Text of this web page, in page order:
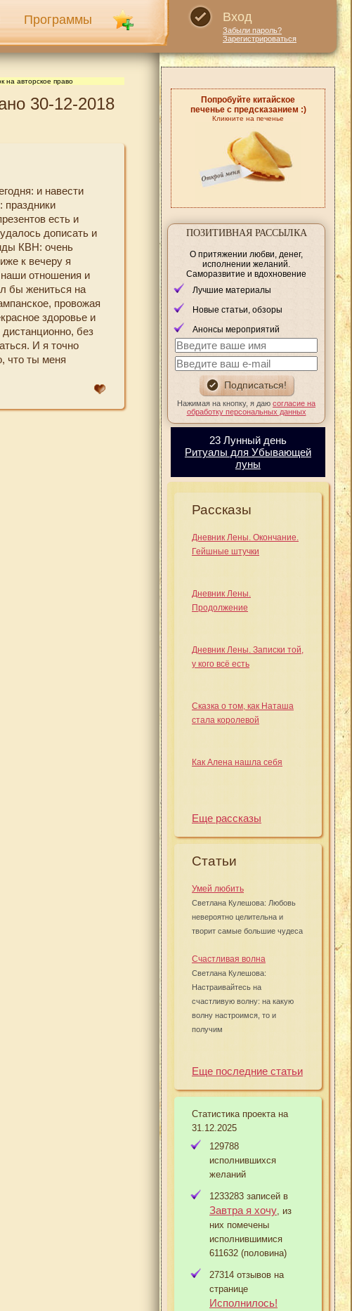
Программы Вход
Забыли пароль?
Зарегистрироваться
на авторское право
30-12-2018
и навести
праздники
есть и
дописать и
КВН: очень
к вечеру я
отношения и
бы жениться на
провожая
здоровье и
дистанционно, без
И я точно
что ты меня
Попробуйте китайское
печенье с предсказанием :)
Кликните на печенье
ПОЗИТИВНАЯ РАССЫЛКА
О притяжении любви, денег,
исполнении желаний.
Саморазвитие и вдохновение
Лучшие материалы
Новые статьи, обзоры
Анонсы мероприятий
Нажимая на кнопку, я даю согласие на
обработку персональных данных
23 Лунный день
Ритуалы для Убывающей
луны
Рассказы
Дневник Лены. Окончание.
Гейшные штучки
Дневник Лены.
Продолжение
Дневник Лены. Записки той,
у кого всё есть
Сказка о том, как Наташа
стала королевой
Как Алена нашла себя
Еще рассказы
Статьи
Умей любить
Светлана Кулешова: Любовь
невероятно целительна и
творит самые большие чудеса
Счастливая волна
Светлана Кулешова:
Настраивайтесь на
счастливую волну: на какую
волну настроимся, то и
получим
Еще последние статьи
Статистика проекта на
31.12.2025
129788
исполнившихся
желаний
1233283 записей в
Завтра я хочу , из
них помечены
исполнившимися
611632 (половина)
27314 отзывов на
странице
Исполнилось!